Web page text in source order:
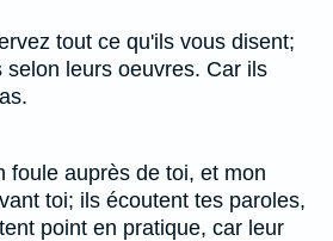
tout ce qu'ils vous disent;
selon leurs oeuvres. Car ils
foule auprès de toi, et mon
toi; ils écoutent tes paroles,
point en pratique, car leur